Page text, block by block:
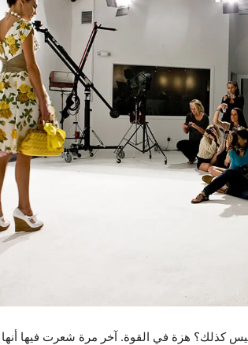
كذلك؟ هزة في القوة. آخر مرة شعرت فيها